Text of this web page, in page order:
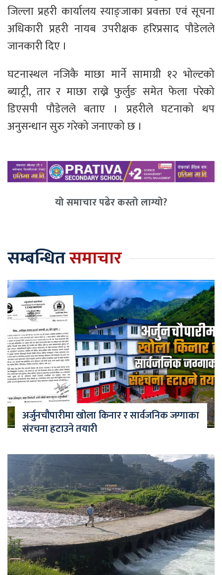
जिल्ला प्रहरी कार्यालय स्याङ्जाका प्रवक्ता एवं सूचना
अधिकारी प्रहरी नायब उपरीक्षक हरिप्रसाद पौडेलले
जानकारी दिए ।
घटनास्थल नजिकै माछा मार्ने सामाग्री १२ भोल्टको
ब्याट्री, तार र माछा राख्ने फुर्लुङ समेत फेला परेको
डिएसपी पौडेलले बताए । प्रहरीले घटनाको थप
अनुसन्धान सुरु गरेको जनाएको छ ।
यो समाचार पढेर कस्तो लाग्यो?
सम्बन्धितसमाचार
अर्जुनचौपारीमा खोला किनार र सार्वजनिक जग्गाका
संरचना हटाउने तयारी